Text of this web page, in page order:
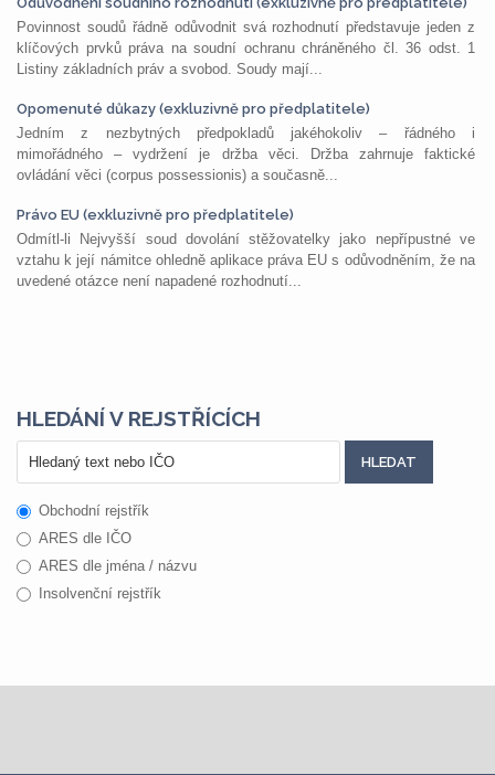
Povinnost soudů řádně odůvodnit svá rozhodnutí představuje jeden z
klíčových prvků práva na soudní ochranu chráněného čl. 36 odst. 1
Listiny základních práv a svobod. Soudy mají...
Opomenuté důkazy (exkluzivně pro předplatitele)
Jedním z nezbytných předpokladů jakéhokoliv – řádného i
mimořádného – vydržení je držba věci. Držba zahrnuje faktické
ovládání věci (corpus possessionis) a současně...
Právo EU (exkluzivně pro předplatitele)
Odmítl-li Nejvyšší soud dovolání stěžovatelky jako nepřípustné ve
vztahu k její námitce ohledně aplikace práva EU s odůvodněním, že na
uvedené otázce není napadené rozhodnutí...
HLEDÁNÍ V REJSTŘÍCÍCH
Obchodní rejstřík
ARES dle IČO
ARES dle jména / názvu
Insolvenční rejstřík